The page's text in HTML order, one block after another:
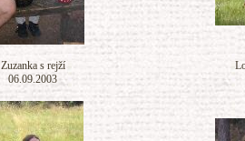
Zuzanka s rejží
06.09.2003